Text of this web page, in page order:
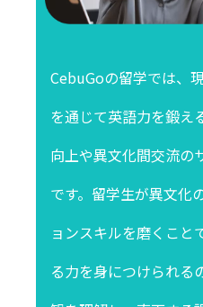
CebuGoの留学では、
を通じて英語力を鍛え
向上や異文化間交流の
です。留学生が異文化
ョンスキルを磨くこと
る力を身につけられる